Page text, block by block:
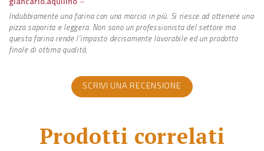
su 5
Indubbiamente una farina con una marcia in più. Si riesce ad ottenere una
pizza saporita e leggera. Non sono un professionista del settore ma
questa farina rende l’impasto decisamente lavorabile ed un prodotto
finale di ottima qualità.
SCRIVI UNA RECENSIONE
Prodotti correlati